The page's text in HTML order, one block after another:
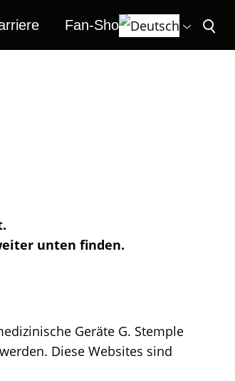
Fan-Shop
unten finden.
Geräte G. Stemple
Diese Websites sind